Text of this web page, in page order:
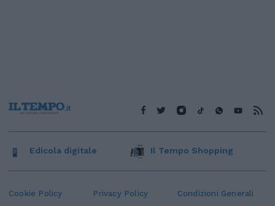
Cookie Policy Privacy Policy Condizioni Generali
Edicola digitale Il Tempo Shopping